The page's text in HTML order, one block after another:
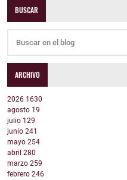
BUSCAR
ARCHIVO
2026 1630
agosto 19
julio 129
junio 241
mayo 254
abril 280
marzo 259
febrero 246